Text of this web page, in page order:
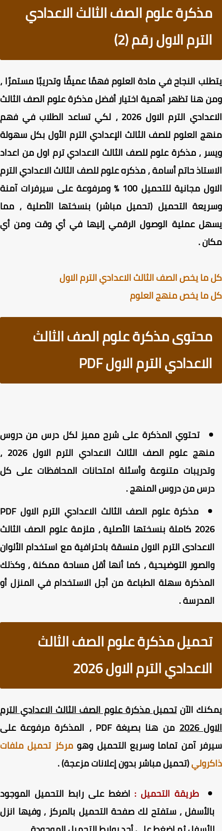
مذكرة علوم الصف الثالث الاعدادي
الترم الاول رقم (2)
النجاح في مادة العلوم فهمًا عميقًا وتدريبًا مستمرًا ،
هنا تظهر أهمية اختيار أفضل مذكرة علوم الصف الثالث
الاعدادي الترم الاول 2026 ، لكي تساعد الطلاب في فهم
العلوم للصف الثالث الإعدادي الترم الأول بكل سهولة
، مذكرة علوم للصف الثالث الاعدادي ترم اول من اعداد
حاتم أسامة ، مذكره علوم للصف الثالث الاعدادي الترم
الاول مجانية للتحميل 100 % ومرفوعة على سيرفرات آمنة
التحميل (تحميل مباشر) بنسختها الأصلية ، مما
عملية الوصول الرقمي إليها في أي وقت ومن أي
.
يخص الصف الثالث الاعدادي الترم الاول
ما يخص منهج العلوم
محتوى مذكرة علوم الصف الثالث
الاعدادي الترم الاول PDF
تحتوي المذكرة على شرح مميز لكل درس من دروس
منهج علوم الصف الثالث الاعدادي الترم الاول 2026 ،
متنوعة وأسئلة امتحانات المحافظات على كل
من دروس المنهج .
مذكرة علوم الصف الثالث الاعدادي الترم الاول PDF
2026 كاملة بنسختها الأصلية ، ملزمة علوم الصف الثالث
الترم الاول منسقة باحترافية مع استخدام الألوان
التوضيحية ، كما أنها أقل مساحة ممكنة ، وكذلك
سهلة الطباعة من أجل الاستخدام في المنزل أو
.
تحميل مذكرة علوم الصف الثالث
الاعدادي الترم الاول 2026
الآنتحميل مذكرة علوم الصف الثالث الاعدادي الترم
2026
من هنا بصيغة PDF ، المذكرة مرفوعة على
آمن تماما وسريع التحميل وهومركز تحميل ملفات
(تحميل مباشر بدون إعلانات مزعجة) .
طريقة التحميل :اضغط على رابط التحميل الموجود
، ستفتح لك صفحة التحميل بالمركز ، وفيها انزل